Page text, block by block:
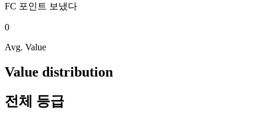
FC 포인트 보냈다
0
Avg. Value
Value distribution
전체 등급